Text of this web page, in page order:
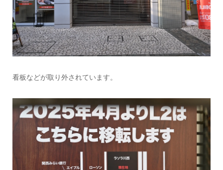
看板などが取り外されています。